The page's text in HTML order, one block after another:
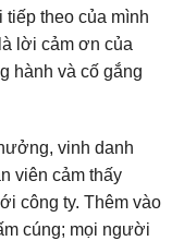
theo của mình
lời cảm ơn của
hành và cố gắng
vinh danh
viên cảm thấy
công ty. Thêm vào
cúng; mọi người